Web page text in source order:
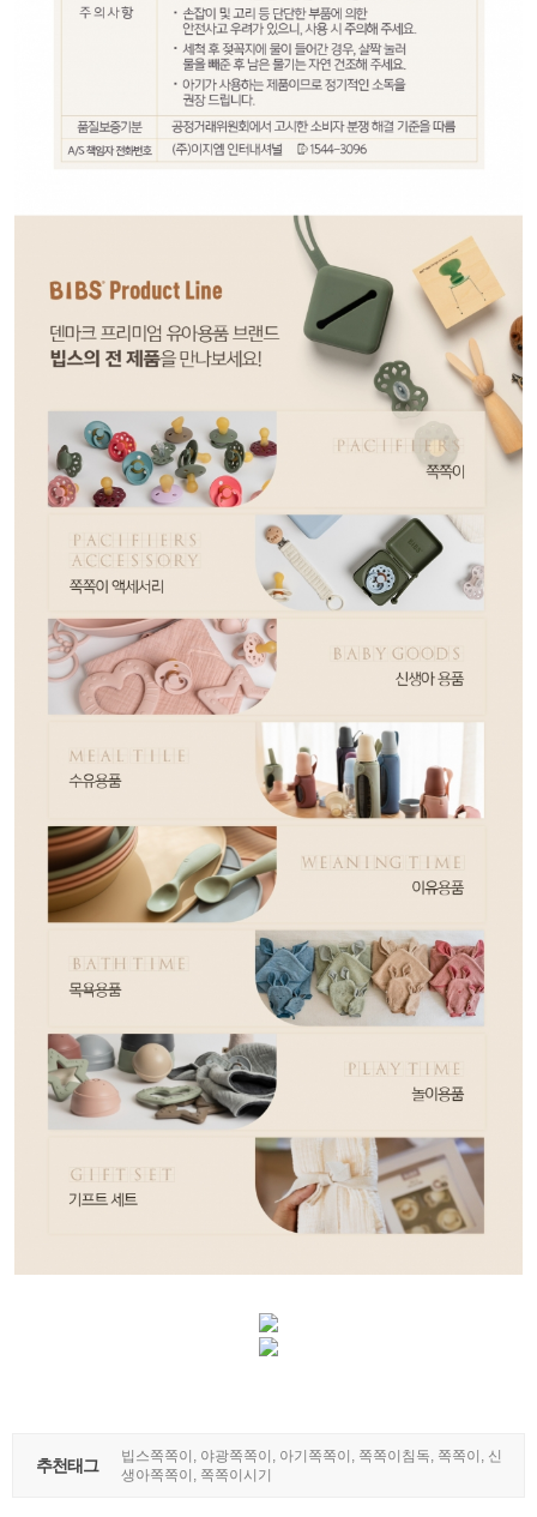
추천태그
빕스쪽쪽이, 야광쪽쪽이, 아기쪽쪽이, 쪽쪽이침독, 쪽쪽이, 신
생아쪽쪽이, 쪽쪽이시기